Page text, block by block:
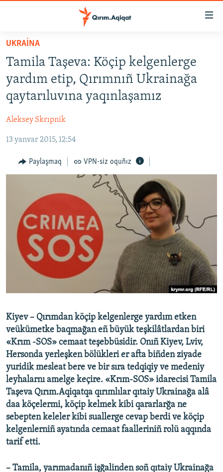
Esas
qaytmaq
Baş
navigatsiyağa
qaytmaq
Qıdıruvğa
qaytmaq
HABERLER
SİYASET
İQTİSADİYAT
MEDENİYET
İNSAN AQLARI
VİDEO
BLOGLAR
FİKİR
Русский
Українською
RFE/RS bütün saytları
UKRAİNA
Tamila Taşeva: Köçip kelgenlerge
yardım etip, Qırımnıñ Ukrainağa
qaytarıluvına yaqınlaşamız
Aleksey Skrıpnik
13 yanvar 2015, 12:54
Paylaşmaq VPN-siz oquñız
Kiyev – Qırımdan köçip kelgenlerge yardım etken
veükümetke baqmağan eñ büyük teşkilâtlardan biri
«Krım -SOS» cemaat teşebbüsidir. Onıñ Kiyev, Lviv,
Hersonda yerleşken bölükleri er afta biñden ziyade
yuridik mesleat bere ve bir sıra tedqiqiy ve medeniy
leyhalarnı amelge keçire. «Krım-SOS» idarecisi Tamila
Taşeva Qırım.Aqiqatqa qırımlılar qıtaiy Ukrainağa alâ
daa köçelermi, köçip kelmek kibi qararlarğa ne
sebepten keleler kibi suallerge cevap berdi ve köçip
kelgenlerniñ ayatında cemaat faalleriniñ rolü aqqında
tarif etti.
– Tamila, yarımadanıñ işğalinden soñ qıtaiy Ukrainağa